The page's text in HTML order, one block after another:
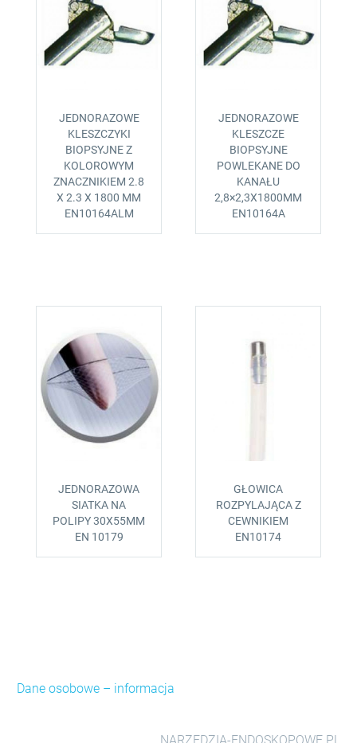
JEDNORAZOWE
KLESZCZYKI
BIOPSYJNE Z
KOLOROWYM
ZNACZNIKIEM 2.8
X 2.3 X 1800 MM
EN10164ALM
JEDNORAZOWE
KLESZCZE
BIOPSYJNE
POWLEKANE DO
KANAŁU
2,8×2,3X1800MM
EN10164A
JEDNORAZOWA
SIATKA NA
POLIPY 30X55MM
EN 10179
GŁOWICA
ROZPYLAJĄCA Z
CEWNIKIEM
EN10174
Dane osobowe – informacja